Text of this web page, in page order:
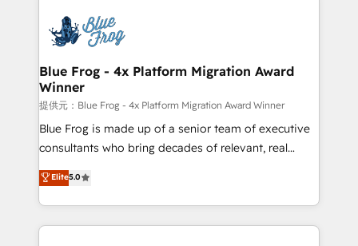
team of 25+ experts Contact us today to help you
get more from your investment in HubSpot.
Implementation partner, we provide expertise to
drive your business forward. Since 2015 we are fully
dedicated to HubSpot and with an experienced
team (50+), we work with reputable companies in
B2B sectors such as manufacturing, SaaS and
business services. We prepare a customized
business case that demonstrates the value and
detailed financial rationale with a focus on ROI and
TCO. As a trusted extension of your team, we
Blue Frog - 4x Platform Migration Award
Winner
提供元：Blue Frog - 4x Platform Migration Award Winner
Blue Frog is made up of a senior team of executive
consultants who bring decades of relevant, real
world experience to our client engagements. "Blue
Frog is a top, trusted partner in HubSpot's
ecosystem for a reason. Their team brings over a
decade of experience to the table, along with deep
Elite5.0